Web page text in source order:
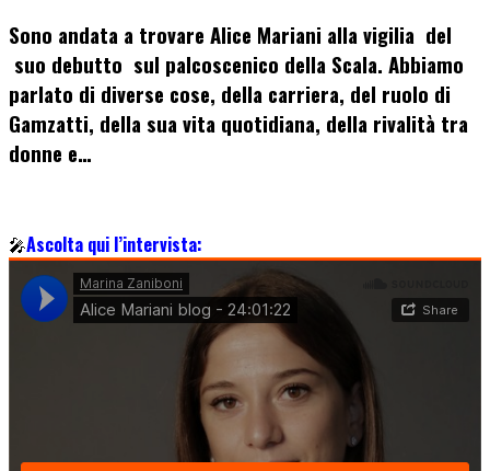
Sono andata a trovare Alice Mariani alla vigilia del
suo debutto sul palcoscenico della Scala. Abbiamo
parlato di diverse cose, della carriera, del ruolo di
Gamzatti, della sua vita quotidiana, della rivalità tra
donne e…
🎤Ascolta qui l’intervista: